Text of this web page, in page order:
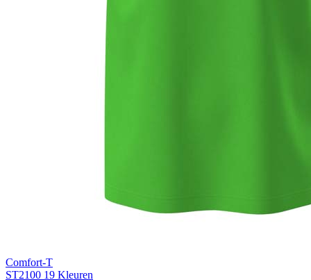
Comfort-T
ST2100 19 Kleuren